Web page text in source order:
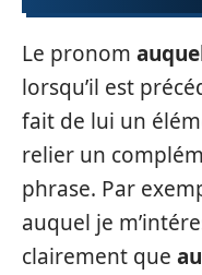
Le pronom
lorsqu’il est
fait de lui un
relier un
phrase. Par
auquel je
clairement que